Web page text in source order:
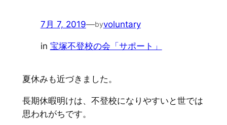
7月 7, 2019—byvoluntary
in 宝塚不登校の会「サポート」
夏休みも近づきました。
長期休暇明けは、不登校になりやすいと世では
思われがちです。